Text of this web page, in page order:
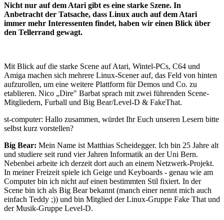
Nicht nur auf dem Atari gibt es eine starke Szene. In
Anbetracht der Tatsache, dass Linux auch auf dem Atari
immer mehr Interessenten findet, haben wir einen Blick über
den Tellerrand gewagt.
Mit Blick auf die starke Scene auf Atari, Wintel-PCs, C64 und
Amiga machen sich mehrere Linux-Scener auf, das Feld von hinten
aufzurollen, um eine weitere Plattform für Demos und Co. zu
etablieren. Nico „Dire" Barbat sprach mit zwei führenden Scene-
Mitgliedern, Furball und Big Bear/Level-D & FakeThat.
st-computer: Hallo zusammen, würdet Ihr Euch unseren Lesern bitte
selbst kurz vorstellen?
Big Bear: Mein Name ist Matthias Scheidegger. Ich bin 25 Jahre alt
und studiere seit rund vier Jahren Informatik an der Uni Bern.
Nebenbei arbeite ich derzeit dort auch an einem Netzwerk-Projekt.
In meiner Freizeit spiele ich Geige und Keyboards - genau wie am
Computer bin ich nicht auf einen bestimmten Stil fixiert. In der
Scene bin ich als Big Bear bekannt (manch einer nennt mich auch
einfach Teddy ;)) und bin Mitglied der Linux-Gruppe Fake That und
der Musik-Gruppe Level-D.